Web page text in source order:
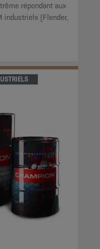
répondant aux
industriels (Flender,